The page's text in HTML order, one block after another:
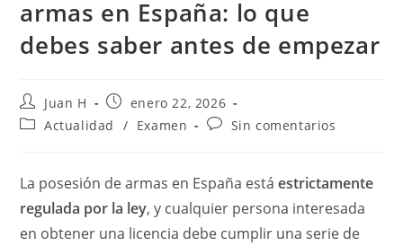
armas en España: lo que
debes saber antes de empezar
Autor
de
la
Juan H
Publicación
de
la
enero 22, 2026
Categoría
entrada:
Actualidad / Examen
Comentarios
entrada:
Sin comentarios
La posesión de armas en España estáestrictamente
regulada por la ley, y cualquier persona interesada
en obtener una licencia debe cumplir una serie de